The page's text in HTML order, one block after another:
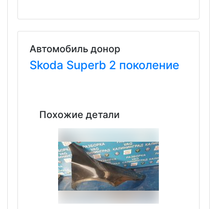
Автомобиль донор
Skoda Superb 2 поколение
Похожие детали